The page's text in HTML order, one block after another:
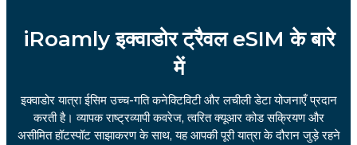
iRoamly इक्वाडोर ट्रैवल eSIM के बारे
में
इक्वाडोर यात्रा ईसिम उच्च-गति कनेक्टिविटी और लचीली डेटा योजनाएँ प्रदान
करती है। व्यापक राष्ट्रव्यापी कवरेज, त्वरित क्यूआर कोड सक्रियण और
असीमित हॉटस्पॉट साझाकरण के साथ, यह आपकी पूरी यात्रा के दौरान जुड़े रहने